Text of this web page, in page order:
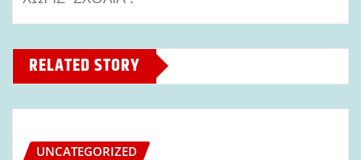
RELATED STORY
UNCATEGORIZED